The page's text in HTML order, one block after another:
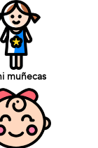
muñecas